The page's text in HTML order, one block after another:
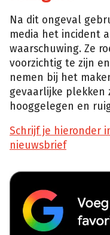
Na dit ongeval
media het incident
waarschuwing. Ze
voorzichtig te zijn
nemen bij het
gevaarlijke plekken
hooggelegen en
Schrijf je hieronder
nieuwsbrief